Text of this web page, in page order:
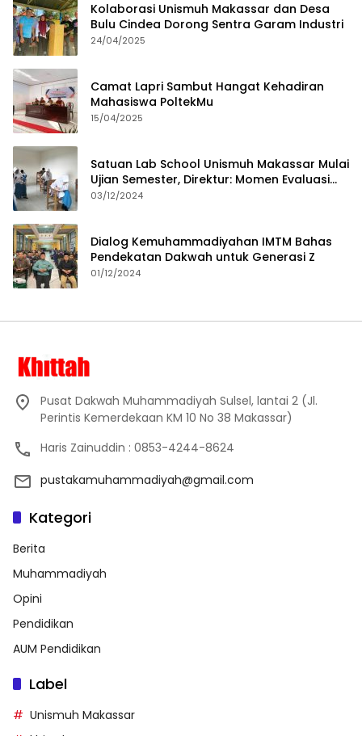
Kolaborasi Unismuh Makassar dan Desa
Bulu Cindea Dorong Sentra Garam Industri
24/04/2025
Camat Lapri Sambut Hangat Kehadiran
Mahasiswa PoltekMu
15/04/2025
Satuan Lab School Unismuh Makassar Mulai
Ujian Semester, Direktur: Momen Evaluasi
Proses Pembelajaran
03/12/2024
Dialog Kemuhammadiyahan IMTM Bahas
Pendekatan Dakwah untuk Generasi Z
01/12/2024
Pusat Dakwah Muhammadiyah Sulsel, lantai 2 (Jl.
Perintis Kemerdekaan KM 10 No 38 Makassar)
Haris Zainuddin : 0853-4244-8624
pustakamuhammadiyah@gmail.com
Kategori
Berita
Muhammadiyah
Opini
Pendidikan
AUM Pendidikan
Label
Unismuh Makassar